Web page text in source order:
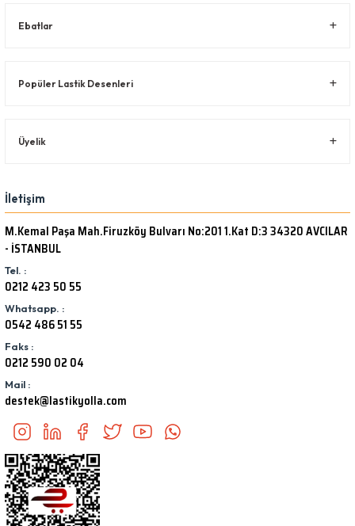
Ebatlar
Popüler Lastik Desenleri
Üyelik
İletişim
M.Kemal Paşa Mah.Firuzköy Bulvarı No:201 1.Kat D:3 34320 AVCILAR
- İSTANBUL
Tel. :
0212 423 50 55
Whatsapp. :
0542 486 51 55
Faks :
0212 590 02 04
Mail :
destek@lastikyolla.com